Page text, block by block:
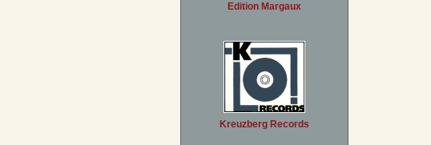
Edition Margaux
Kreuzberg Records